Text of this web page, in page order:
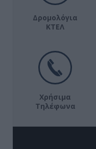
Δρομολόγια
ΚΤΕΛ
Χρήσιμα
Τηλέφωνα